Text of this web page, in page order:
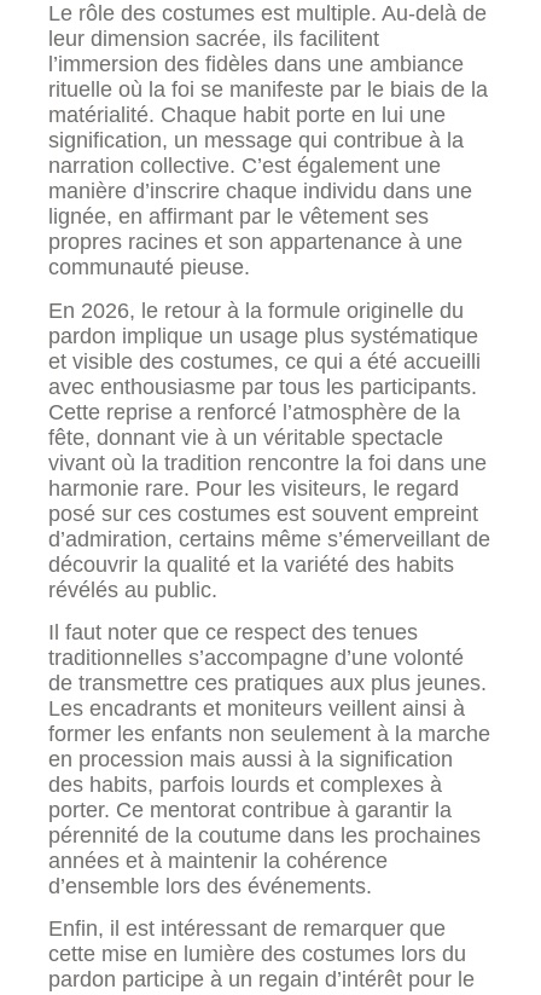
Le rôle des costumes est multiple. Au-delà de
leur dimension sacrée, ils facilitent
l’immersion des fidèles dans une ambiance
rituelle où la foi se manifeste par le biais de la
matérialité. Chaque habit porte en lui une
signification, un message qui contribue à la
narration collective. C’est également une
manière d’inscrire chaque individu dans une
lignée, en affirmant par le vêtement ses
propres racines et son appartenance à une
communauté pieuse.
En 2026, le retour à la formule originelle du
pardon implique un usage plus systématique
et visible des costumes, ce qui a été accueilli
avec enthousiasme par tous les participants.
Cette reprise a renforcé l’atmosphère de la
fête, donnant vie à un véritable spectacle
vivant où la tradition rencontre la foi dans une
harmonie rare. Pour les visiteurs, le regard
posé sur ces costumes est souvent empreint
d’admiration, certains même s’émerveillant de
découvrir la qualité et la variété des habits
révélés au public.
Il faut noter que ce respect des tenues
traditionnelles s’accompagne d’une volonté
de transmettre ces pratiques aux plus jeunes.
Les encadrants et moniteurs veillent ainsi à
former les enfants non seulement à la marche
en procession mais aussi à la signification
des habits, parfois lourds et complexes à
porter. Ce mentorat contribue à garantir la
pérennité de la coutume dans les prochaines
années et à maintenir la cohérence
d’ensemble lors des événements.
Enfin, il est intéressant de remarquer que
cette mise en lumière des costumes lors du
pardon participe à un regain d’intérêt pour le